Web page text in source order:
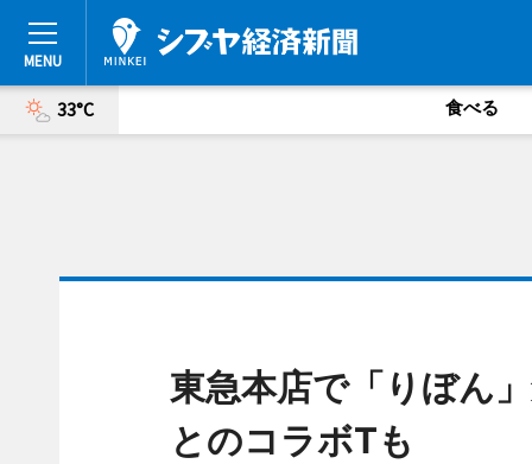
33°C 食べる
東急本店で「りぼん
とのコラボTも